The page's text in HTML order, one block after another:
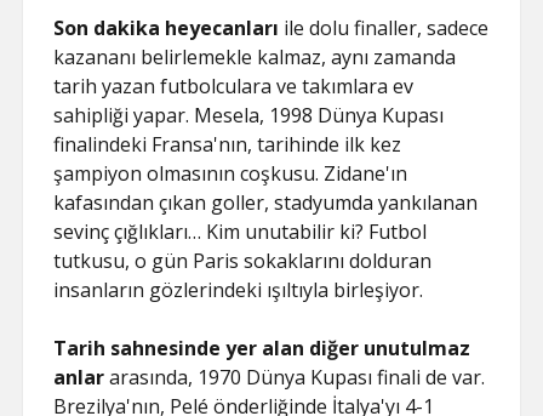
Son dakika heyecanları ile dolu finaller, sadece
kazananı belirlemekle kalmaz, aynı zamanda
tarih yazan futbolculara ve takımlara ev
sahipliği yapar. Mesela, 1998 Dünya Kupası
finalindeki Fransa'nın, tarihinde ilk kez
şampiyon olmasının coşkusu. Zidane'ın
kafasından çıkan goller, stadyumda yankılanan
sevinç çığlıkları… Kim unutabilir ki? Futbol
tutkusu, o gün Paris sokaklarını dolduran
insanların gözlerindeki ışıltıyla birleşiyor.
Tarih sahnesinde yer alan diğer unutulmaz
anlararasında, 1970 Dünya Kupası finali de var.
Brezilya'nın, Pelé önderliğinde İtalya'yı 4-1